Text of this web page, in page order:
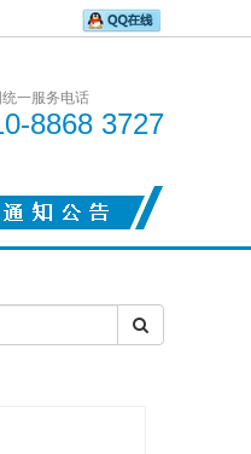
一服务电话
8868 3727